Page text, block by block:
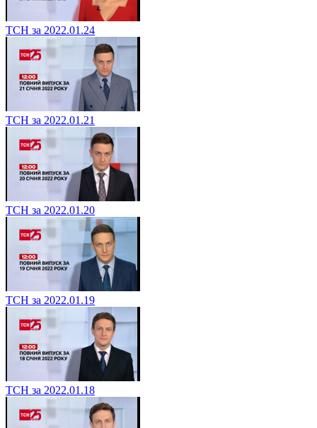
ТСН за 2022.01.24
ТСН за 2022.01.21
ТСН за 2022.01.20
ТСН за 2022.01.19
ТСН за 2022.01.18